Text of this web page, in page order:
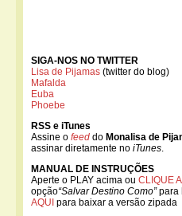
SIGA-NOS NO TWITTER
Lisa de Pijamas (twitter do blog)
Mafalda
Euba
Phoebe
RSS e iTunes
Assine o feed do Monalisa de
assinar diretamente no iTunes
MANUAL DE INSTRUÇÕES
Aperte o PLAY acima ou CLIQUE
opção“Salvar Destino Como”para
AQUI para baixar a versão zipada